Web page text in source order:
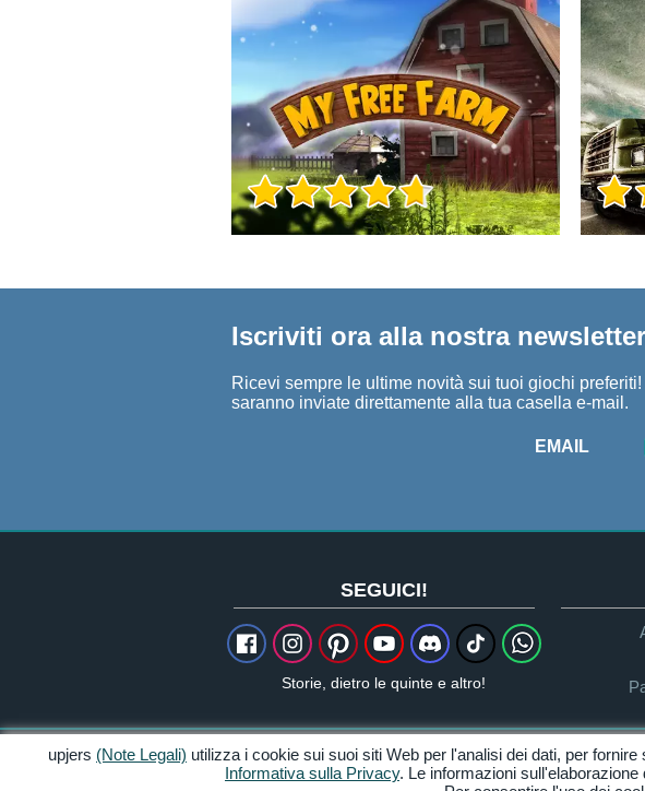
Info sul Gioco
Iscriviti ora alla nostra newsletter
Ricevi sempre le ultime novità sui tuoi giochi
saranno inviate direttamente alla tua casella e-mail.
EMAIL
SEGUICI!
Storie, dietro le quinte e altro!
Crediti & Note Legali Privacy
upjers (Note Legali) utilizza i cookie sui suoi siti Web per l'analisi dei dati, per
Informativa sulla Privacy. Le informazioni